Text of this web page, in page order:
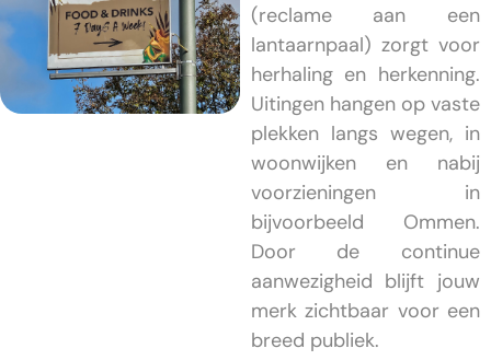
(reclame aan een
lantaarnpaal) zorgt voor
herhaling en herkenning.
Uitingen hangen op vaste
plekken langs wegen, in
woonwijken en nabij
voorzieningen in
bijvoorbeeld Ommen.
Door de continue
aanwezigheid blijft jouw
merk zichtbaar voor een
breed publiek.